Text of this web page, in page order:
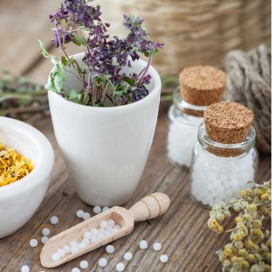
VIH : la fin du comprimé
tous les jours se profile-t-
elle enfin ?
jours de vos vacances ?
Fortes chaleurs :
pourquoi le risque de
noyade grimpe-t-il ?
Le
freiner
cancer ?
de
que dit